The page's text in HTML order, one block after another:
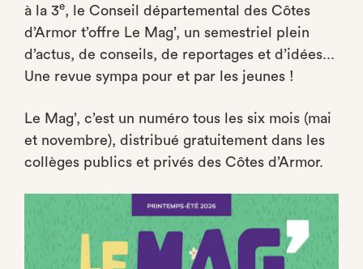
à la 3e, le Conseil départemental des Côtes
d’Armor t’offre Le Mag’, un semestriel plein
d’actus, de conseils, de reportages et d’idées...
Une revue sympa pour et par les jeunes !
Le Mag’, c’est un numéro tous les six mois (mai
et novembre), distribué gratuitement dans les
collèges publics et privés des Côtes d’Armor.